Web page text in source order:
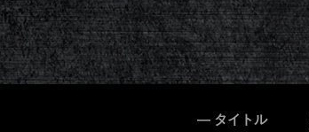
― タイトル